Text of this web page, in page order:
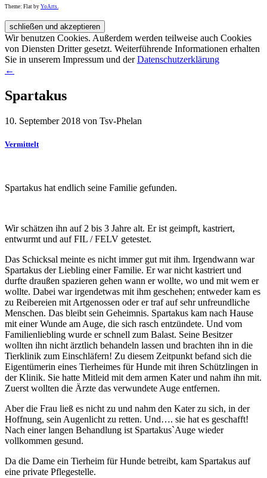
Theme: Flat by YoArts.
Wir benutzen Cookies. Außerdem werden teilweise auch Cookies
von Diensten Dritter gesetzt. Weiterführende Informationen erhalten
Sie in unserem Impressum und derDatenschutzerklärung
←
Spartakus
10. September 2018 von Tsv-Phelan
Vermittelt
Spartakus hat endlich seine Familie gefunden.
Wir schätzen ihn auf 2 bis 3 Jahre alt. Er ist geimpft, kastriert,
entwurmt und auf FIL / FELV getestet.
Das Schicksal meinte es nicht immer gut mit ihm. Irgendwann war
Spartakus der Liebling einer Familie. Er war nicht kastriert und
durfte draußen spazieren gehen wann er wollte, wo und mit wem er
wollte. Dabei war irgendetwas mit ihm geschehen; entweder kam es
zu Reibereien mit Artgenossen oder er traf auf sehr unfreundliche
Menschen. Das bleibt sein Geheimnis. Spartakus kam nach Hause
mit einer Wunde am Auge, die sich rasch entzündete. Und vom
Familienliebling wurde er schnell zum Balast. Seine Besitzer
wollten ihn nicht ärztlich behandeln lassen und brachten ihn in die
Tierklinik zum Einschläfern! Zu diesem Zeitpunkt befand sich die
Eigentümerin eines Tierheimes für Hunde mit ihren Schützlingen in
der Klinik. Sie hatte Mitleid mit dem armen Kater und nahm ihn mit.
Zuerst wollten die Ärzte das verwundete Auge entfernen.
Aber die Frau ließ es nicht zu und nahm den Kater zu sich, in der
Hoffnung, sein Augenlicht zu retten. Und…. sie hat es geschafft!
Nach einer langen Behandlung ist Spartakus`Auge wieder
vollkommen gesund.
Da die Dame ein Tierheim für Hunde betreibt, kam Spartakus auf
eine private Pflegestelle.